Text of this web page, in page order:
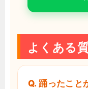
よくある
Q. 踊ったこと